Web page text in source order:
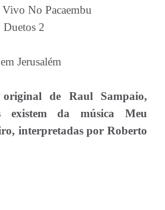
No Pacaembu
2
Jerusalém
de Raul Sampaio,
existem da música Meu
interpretadas por Roberto